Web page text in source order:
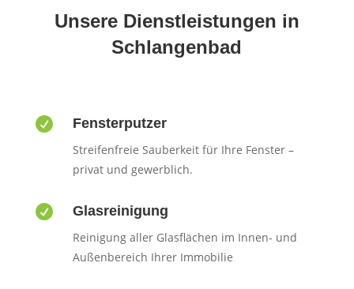
Unsere Dienstleistungen in
Schlangenbad
 Fensterputzer
Streifenfreie Sauberkeit für Ihre Fenster –
privat und gewerblich.
 Glasreinigung
Reinigung aller Glasflächen im Innen- und
Außenbereich Ihrer Immobilie